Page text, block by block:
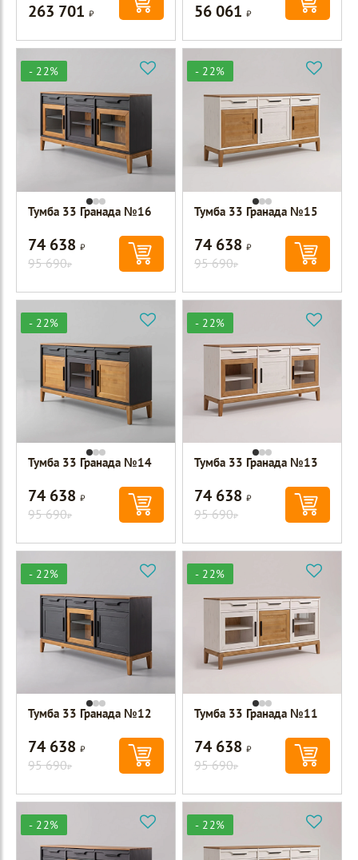
263 701Р 56 061Р
- 22%
Тумба 33 Гранада №16
74 638Р
95 690Р
- 22%
Тумба 33 Гранада №15
74 638Р
95 690Р
- 22%
Тумба 33 Гранада №14
74 638Р
95 690Р
- 22%
Тумба 33 Гранада №13
74 638Р
95 690Р
- 22%
Тумба 33 Гранада №12
74 638Р
95 690Р
- 22%
Тумба 33 Гранада №11
74 638Р
95 690Р
- 22% - 22%